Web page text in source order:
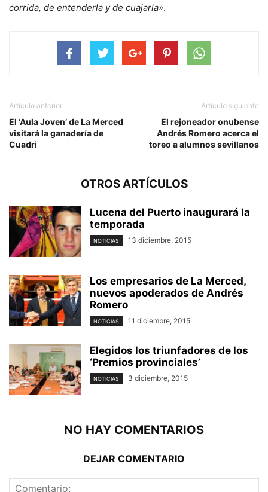
corrida, de entenderla y de cuajarla».
Artículo anterior
El ‘Aula Joven’ de La Merced
visitará la ganadería de
Cuadri
Artículo siguiente
El rejoneador onubense
Andrés Romero acerca el
toreo a alumnos sevillanos
OTROS ARTÍCULOS
Lucena del Puerto inaugurará la
temporada
NOTICIAS 13 diciembre, 2015
Los empresarios de La Merced,
nuevos apoderados de Andrés
Romero
NOTICIAS 11 diciembre, 2015
Elegidos los triunfadores de los
‘Premios provinciales’
NOTICIAS 3 diciembre, 2015
NO HAY COMENTARIOS
DEJAR COMENTARIO